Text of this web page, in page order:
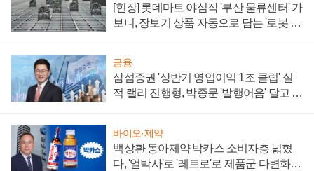
[현장] 롯데마트 야심작 '부산 물류센터' 가
보니, 장보기 상품 자동으로 담는 '로봇 40
금융
삼섬증권 '상반기 영업이익 1조 클럽' 실
적 랠리 진행형, 박종문 '발행어음' 달고 연
바이오·제약
백상환 동아제약 박카스 소비자층 넓혔
다, '얼박사'로 '레트로'로 제품군 다변화